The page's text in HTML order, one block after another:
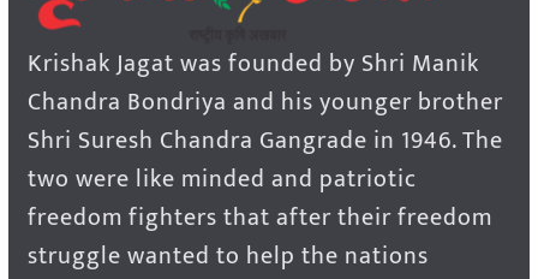
Krishak Jagat was founded by Shri Manik
Chandra Bondriya and his younger brother
Shri Suresh Chandra Gangrade in 1946. The
two were like minded and patriotic
freedom fighters that after their freedom
struggle wanted to help the nations